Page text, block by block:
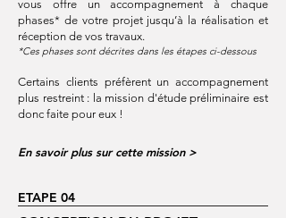
vous offre un accompagnement à chaque
phases* de votre projet jusqu’à la réalisation et
réception de vos travaux.
*Ces phases sont décrites dans les étapes ci-dessous
Certains clients préfèrent un accompagnement
plus restreint : la mission d'étude préliminaire est
donc faite pour eux !
En savoir plus sur cette mission >
ETAPE 04